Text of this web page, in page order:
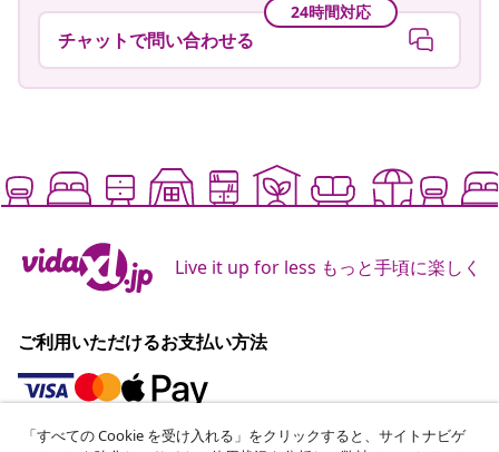
24時間対応
チャットで問い合わせる
Live it up for less もっと手頃に楽しく
ご利用いただけるお支払い方法
「すべての Cookie を受け入れる」をクリックすると、サイトナビゲ